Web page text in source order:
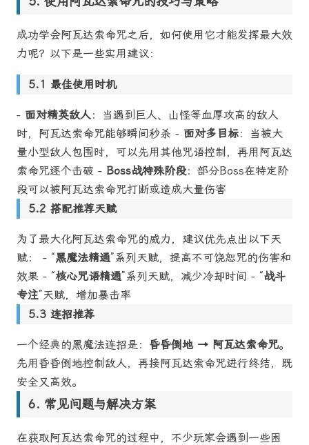
成功学会阿瓦达索命咒之后，如何使用它才能发挥最大效
力呢？以下是一些实用建议：
最佳使用时机
- 面对精英敌人：当遇到巨人、山怪等血厚攻高的敌人
时，阿瓦达索命咒能够瞬间秒杀 - 面对多目标：当被大
量小型敌人包围时，可以先用其他咒语控制，再用阿瓦达
索命咒逐个击破 - Boss战特殊阶段：部分Boss在特定阶
段可以被阿瓦达索命咒打断或造成大量伤害
搭配推荐天赋
为了最大化阿瓦达索命咒的威力，建议优先点出以下天
赋： - “黑魔法精通”系列天赋，提高不可饶恕咒的伤害和
效果 - “核心咒语精通”系列天赋，减少冷却时间 - “战斗
专注”天赋，增加暴击率
连招推荐
一个经典的黑魔法连招是： 昏昏倒地 → 阿瓦达索命咒。
先用昏昏倒地控制敌人，再接阿瓦达索命咒进行终结，既
安全又高效。
常见问题与解决方案
在获取阿瓦达索命咒的过程中，不少玩家会遇到一些困